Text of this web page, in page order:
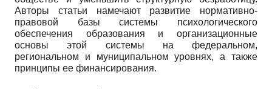
Авторы статьи намечают развитие нормативно-
правовой базы системы психологического
обеспечения образования и организационные
основы этой системы на федеральном,
региональном и муниципальном уровнях, а также
принципы ее финансирования.